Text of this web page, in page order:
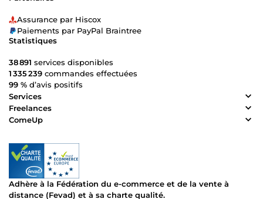
Assurance par Hiscox
Paiements par PayPal Braintree
Statistiques
38 891 services disponibles
1 335 239 commandes effectuées
99 % d’avis positifs
Services
Freelances
ComeUp
Adhère à la Fédération du e-commerce et de la vente à
distance (Fevad) et à sa charte qualité.